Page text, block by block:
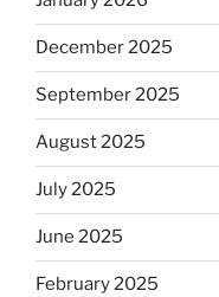
December 2025
September 2025
August 2025
July 2025
June 2025
February 2025